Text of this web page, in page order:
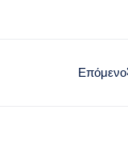
Επόμενο